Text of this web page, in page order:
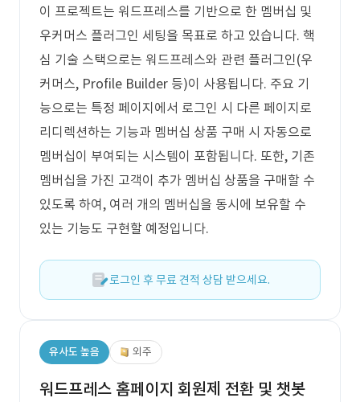
이 프로젝트는 워드프레스를 기반으로 한 멤버십 및
우커머스 플러그인 세팅을 목표로 하고 있습니다. 핵
심 기술 스택으로는 워드프레스와 관련 플러그인(우
커머스, Profile Builder 등)이 사용됩니다. 주요 기
능으로는 특정 페이지에서 로그인 시 다른 페이지로
리디렉션하는 기능과 멤버십 상품 구매 시 자동으로
멤버십이 부여되는 시스템이 포함됩니다. 또한, 기존
멤버십을 가진 고객이 추가 멤버십 상품을 구매할 수
있도록 하여, 여러 개의 멤버십을 동시에 보유할 수
있는 기능도 구현할 예정입니다.
로그인 후 무료 견적 상담 받으세요.
유사도 높음 외주
워드프레스 홈페이지 회원제 전환 및 챗봇